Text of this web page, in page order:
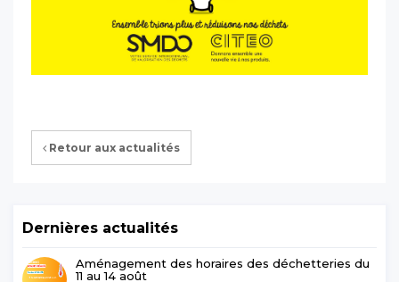
Retour aux actualités
Dernières actualités
Aménagement des horaires des déchetteries du
11 au 14 août